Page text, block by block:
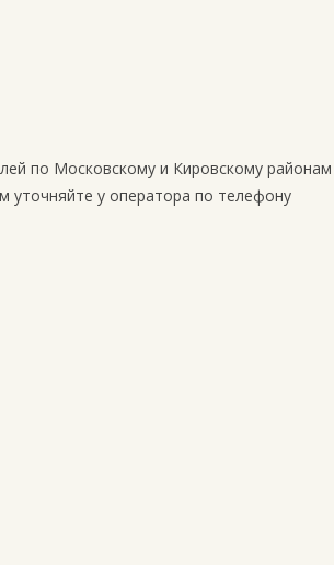
по Московскому и Кировскому
уточняйте у оператора по телефону